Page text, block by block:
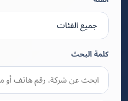
كلمة البحث